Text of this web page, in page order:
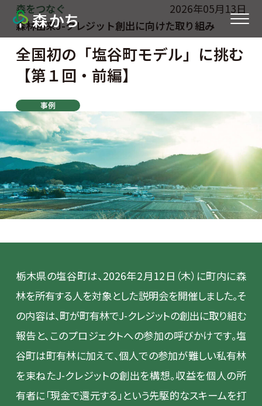
森をつなぐ
2026年05月13日
森林由来J-クレジット創出に向けた取り組み
全国初の「塩谷町モデル」に挑む
【第１回・前編】
事例
栃木県の塩谷町は、2026年2月12日（木）に町内に森
林を所有する人を対象とした説明会を開催しました。そ
の内容は、町が町有林でJ-クレジットの創出に取り組む
報告と、このプロジェクトへの参加の呼びかけです。塩
谷町は町有林に加えて、個人での参加が難しい私有林
を束ねたJ-クレジットの創出を構想。収益を個人の所
有者に「現金で還元する」という先駆的なスキームを打